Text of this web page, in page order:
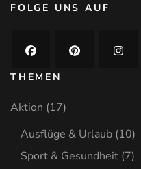
FOLGE UNS AUF
THEMEN
Aktion (17)
Ausflüge & Urlaub (10)
Sport & Gesundheit (7)